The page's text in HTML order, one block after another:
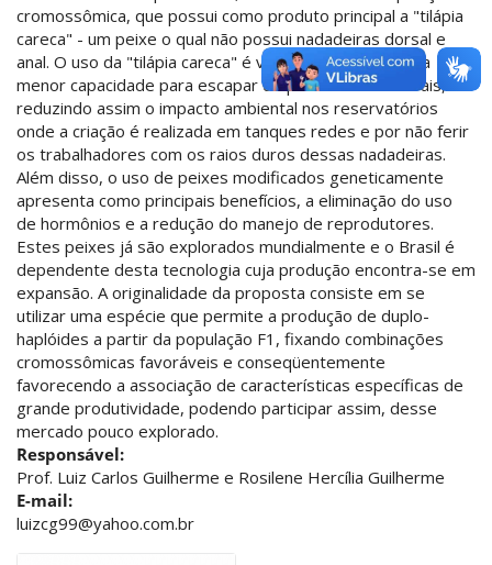
cromossômica, que possui como produto principal a "tilápia
careca" - um peixe o qual não possui nadadeiras dorsal e
anal. O uso da "tilápia careca" é vantajoso devido a sua
menor capacidade para escapar de predadores naturais,
reduzindo assim o impacto ambiental nos reservatórios
onde a criação é realizada em tanques redes e por não ferir
os trabalhadores com os raios duros dessas nadadeiras.
Além disso, o uso de peixes modificados geneticamente
apresenta como principais benefícios, a eliminação do uso
de hormônios e a redução do manejo de reprodutores.
Estes peixes já são explorados mundialmente e o Brasil é
dependente desta tecnologia cuja produção encontra-se em
expansão. A originalidade da proposta consiste em se
utilizar uma espécie que permite a produção de duplo-
haplóides a partir da população F1, fixando combinações
cromossômicas favoráveis e conseqüentemente
favorecendo a associação de características específicas de
grande produtividade, podendo participar assim, desse
mercado pouco explorado.
Responsável:
Prof. Luiz Carlos Guilherme e Rosilene Hercília Guilherme
E-mail:
luizcg99@yahoo.com.br